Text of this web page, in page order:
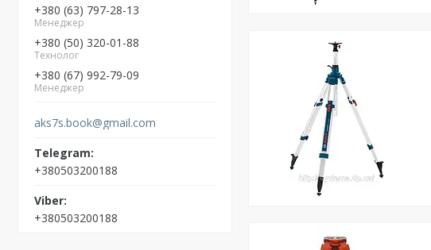
+380 (63) 797-28-13
Менеджер
+380 (50) 320-01-88
Технолог
+380 (67) 992-79-09
Менеджер
aks7s.book@gmail.com
+380503200188
+380503200188